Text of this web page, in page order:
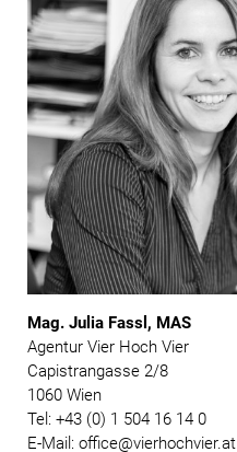
Mag. Julia Fassl, MAS
Agentur Vier Hoch Vier
Capistrangasse 2/8
1060 Wien
Tel: +43 (0) 1 504 16 14 0
E-Mail: office@vierhochvier.at